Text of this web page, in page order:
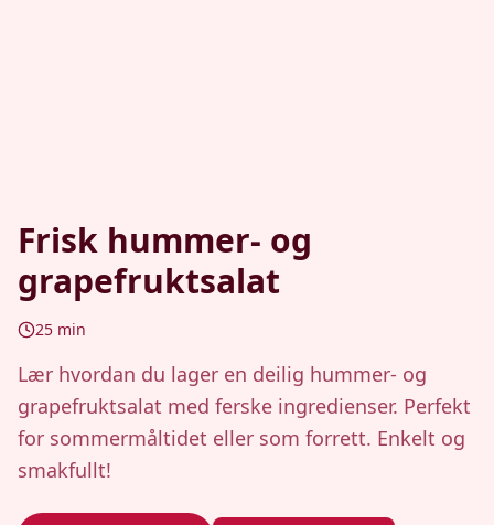
Frisk hummer- og
grapefruktsalat
25 min
Lær hvordan du lager en deilig hummer- og
grapefruktsalat med ferske ingredienser. Perfekt
for sommermåltidet eller som forrett. Enkelt og
smakfullt!